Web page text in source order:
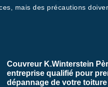
mais des précautions
Couvreur K.Winterstein
entreprise qualifié pour
dépannage de votre toiture